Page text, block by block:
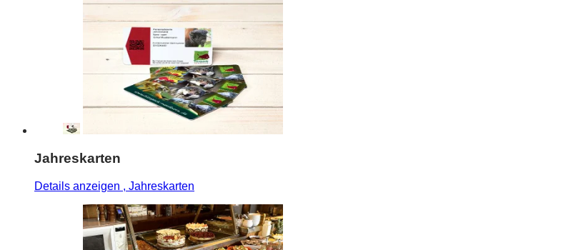
Jahreskarten
Details anzeigen , Jahreskarten